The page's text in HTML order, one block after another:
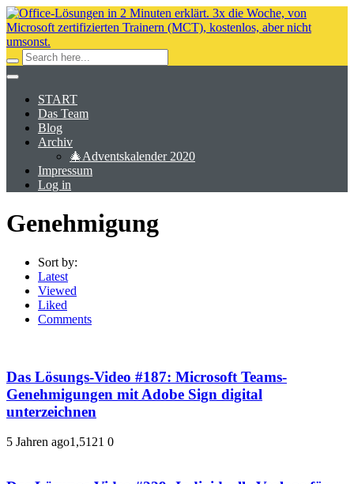
START
Das Team
Blog
Archiv
🎄Adventskalender 2020
Impressum
Log in
Genehmigung
Sort by:
Latest
Viewed
Liked
Comments
Das Lösungs-Video #187: Microsoft Teams-
Genehmigungen mit Adobe Sign digital
unterzeichnen
5 Jahren ago1,5121 0